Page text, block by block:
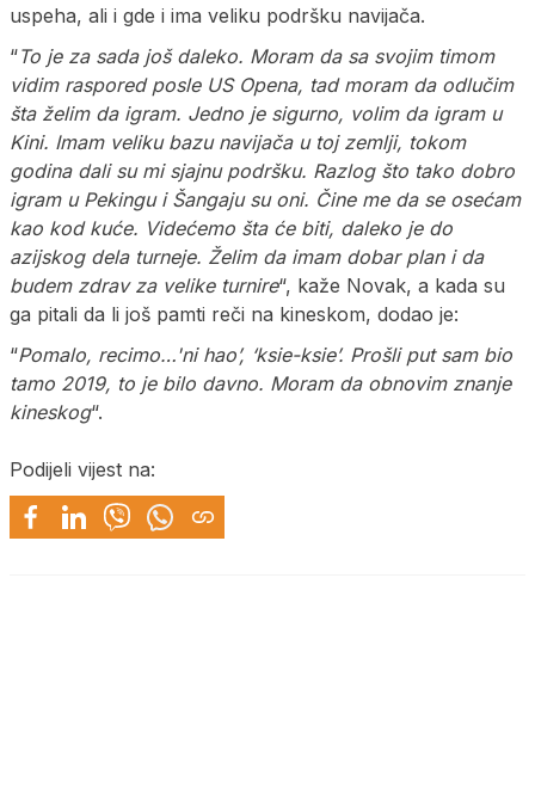
uspeha, ali i gde i ima veliku podršku navijača.
“To je za sada još daleko. Moram da sa svojim timom
vidim raspored posle US Opena, tad moram da odlučim
šta želim da igram. Jedno je sigurno, volim da igram u
Kini. Imam veliku bazu navijača u toj zemlji, tokom
godina dali su mi sjajnu podršku. Razlog što tako dobro
igram u Pekingu i Šangaju su oni. Čine me da se osećam
kao kod kuće. Videćemo šta će biti, daleko je do
azijskog dela turneje. Želim da imam dobar plan i da
budem zdrav za velike turnire“, kaže Novak, a kada su
ga pitali da li još pamti reči na kineskom, dodao je:
“Pomalo, recimo…'ni hao’, ‘ksie-ksie’. Prošli put sam bio
tamo 2019, to je bilo davno. Moram da obnovim znanje
kineskog“.
Podijeli vijest na: